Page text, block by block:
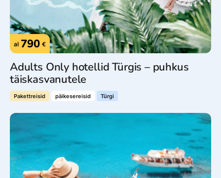
al 790 €
Adults Only hotellid Türgis – puhkus
täiskasvanutele
Pakettreisid päikesereisid Türgi